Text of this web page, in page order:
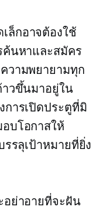
ล็กอาจต้องใช้
ค้นหาและสมัคร
วามพยายามทุก
วขึ้นมาอยู่ใน
ารเปิดประตูที่มิ
บโอกาสให้
รลุเป้าหมายที่ยิ่ง
ย่าอายที่จะฝัน